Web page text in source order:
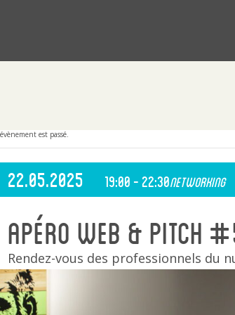
est passé.
22.05.2025 19:00 - 22:30Networking
Apéro Web & Pitch
Rendez-vous des professionnels du